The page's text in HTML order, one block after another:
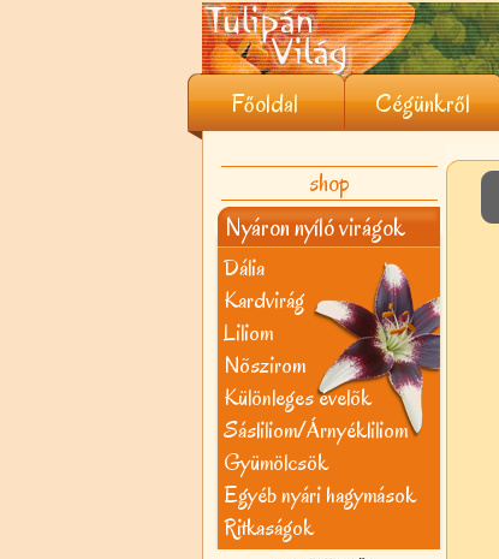
Főoldal Cégünkről
shop
Nyáron nyíló virágok
Dália
Kardvirág
Liliom
Nõszirom
Különleges évelõk
Sásliliom/Árnyékliliom
Gyümölcsök
Egyéb nyári hagymások
Ritkaságok